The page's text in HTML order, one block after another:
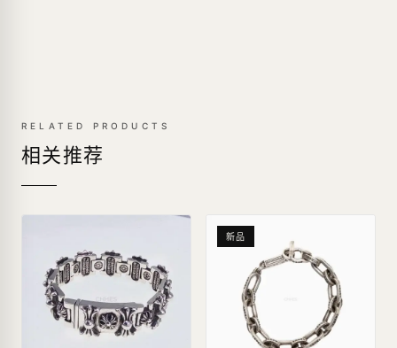
RELATED PRODUCTS
相关推荐
新品